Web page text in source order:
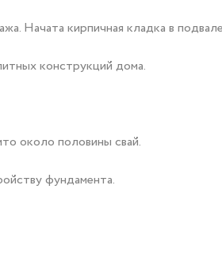
Начата кирпичная кладка в
конструкций дома.
около половины свай.
фундамента.